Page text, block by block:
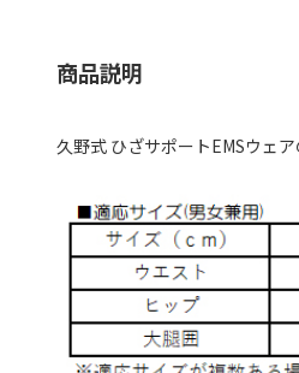
商品説明
久野式 ひざサポートEMSウェ